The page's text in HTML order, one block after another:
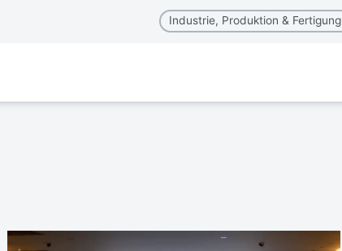
Industrie, Produktion & Fertigung